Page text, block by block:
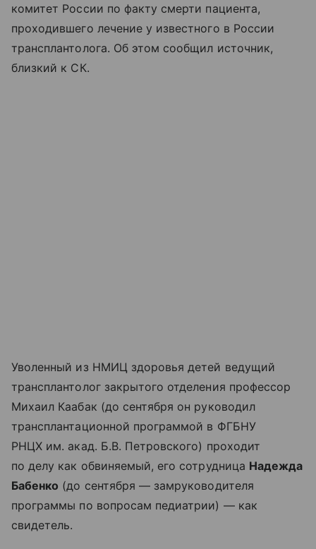
комитет России по факту смерти пациента,
проходившего лечение у известного в России
трансплантолога. Об этом сообщил источник,
близкий к СК.
Уволенный из НМИЦ здоровья детей ведущий
трансплантолог закрытого отделения профессор
Михаил Каабак (до сентября он руководил
трансплантационной программой в ФГБНУ
РНЦХ им. акад. Б.В. Петровского) проходит
по делу как обвиняемый, его сотрудница Надежда
Бабенко (до сентября — замруководителя
программы по вопросам педиатрии) — как
свидетель.